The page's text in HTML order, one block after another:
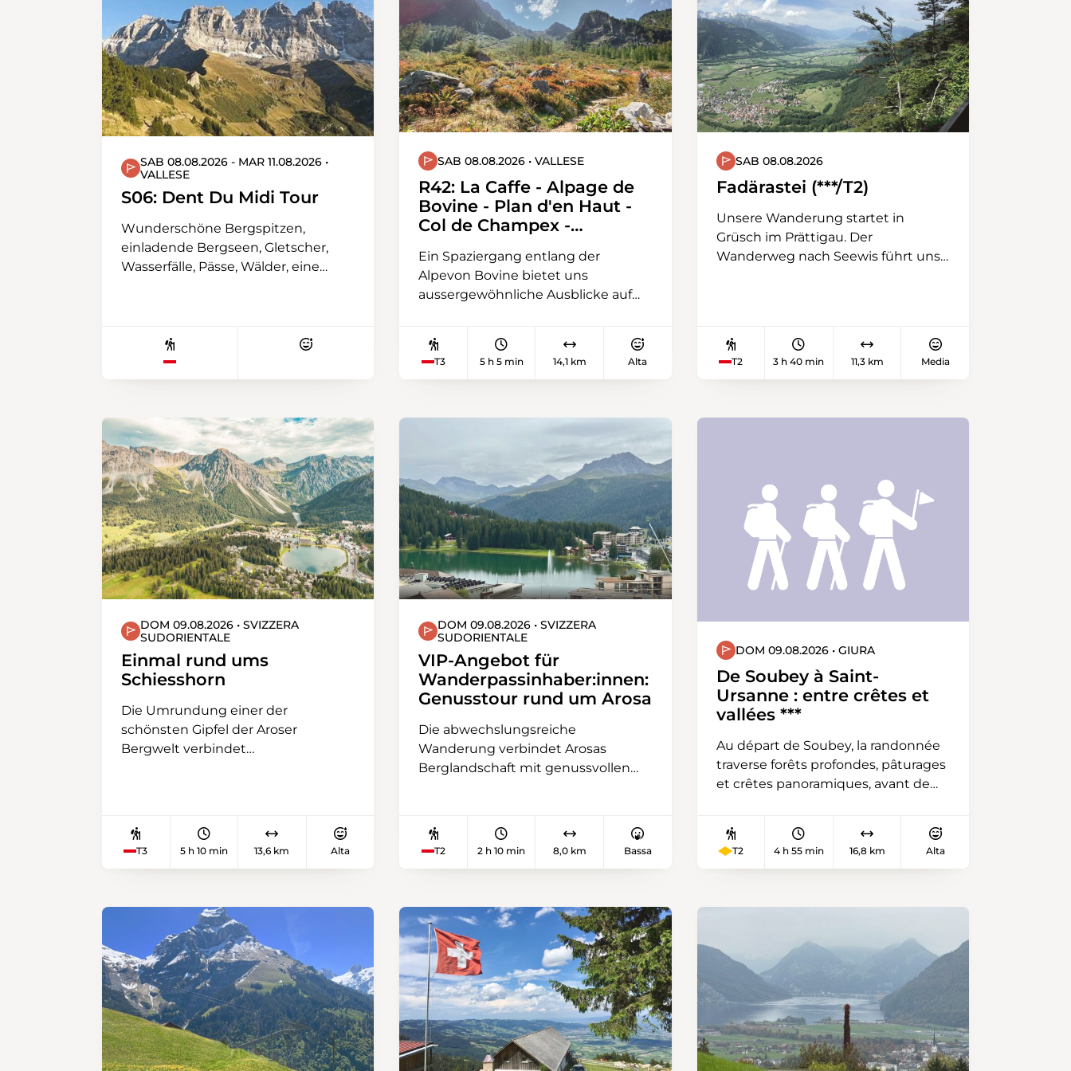
Geröllhalde zu queren.
vom ständigen Panoramablick auf
den Moléson und die Region
Gruyère begeistert sein.
Girenspitz und Altmann und
andererseits in die Churfirsten und
die Obertoggenburger Berge. In der
Ferne sieht man bei klarem Wetter
die Rheintaler, Vorarlberger und
Liechtensteiner Berge. Der Abstieg
erfolgt via Teselalp nach Gamplüt,
zurück nach Wildhaus bringt.
SAB 08.08.2026 - MAR 11.08.2026 •
VALLESE
S06: Dent Du Midi Tour
Wunderschöne Bergspitzen,
einladende Bergseen, Gletscher,
Wasserfälle, Pässe, Wälder, eine
Walliser Wanderparadies.
SAB 08.08.2026 • VALLESE
R42: La Caffe - Alpage de
Bovine - Plan d'en Haut -
Col de Champex -
Ein Spaziergang entlang der
Alpevon Bovine bietet uns
aussergewöhnliche Ausblicke auf
eine kleine Pause für die Liebhaber
eingeplanen... Nachdem wir den
T3 5 h 5 min 14,1 km Alta
SAB 08.08.2026
Fadärastei (***/T2)
Unsere Wanderung startet in
Grüsch im Prättigau. Der
Wanderweg nach Seewis führt uns
gelangen wir nach Seewis Dorf,
dessen Strassen im Dorfkern fast
können wir die Aussicht auf die
Bündner Herrschaft und ins
Rheintal geniessen. Einige Stufen
und Kehren erwarten uns auf dem
Weg hinab in das idyllische
Weinbaudorf Malans.
T2 3 h 40 min 11,3 km Media
DOM 09.08.2026 • SVIZZERA
SUDORIENTALE
Einmal rund ums
Schiesshorn
Die Umrundung einer der
schönsten Gipfel der Aroser
Bergwelt verbindet
Anschliessend führt unser Weg
hinunter zum Alteinsee, der
Altein-Wasserfällen wandern wir
entlang des Welschtobelbachs
zurück nach Arosa.
T3 5 h 10 min 13,6 km Alta
DOM 09.08.2026 • SVIZZERA
SUDORIENTALE
VIP-Angebot für
Wanderpassinhaber:innen:
Genusstour rund um Arosa
Die abwechslungsreiche
Wanderung verbindet Arosas
Berglandschaft mit genussvollen
der Weg vorbei am Restaurant
Alpenblick hinauf zur Alp Arosa, wo
der gemütliche Eichhörnliweg den
Abstieg einläutet. Der Weg endet
entspannt beim Bahnhof Arosa.
T2 2 h 10 min 8,0 km Bassa
DOM 09.08.2026 • GIURA
De Soubey à Saint-
Ursanne : entre crêtes et
vallées ***
Au départ de Soubey, la randonnée
traverse forêts profondes, pâturages
et crêtes panoramiques, avant de
ensuite vers Saint-Ursanne, joyau
médiéval du Jura, niché au bord de
saisissant et des paysages variés sur
toute la longueur du parcours.
T2 4 h 55 min 16,8 km Alta